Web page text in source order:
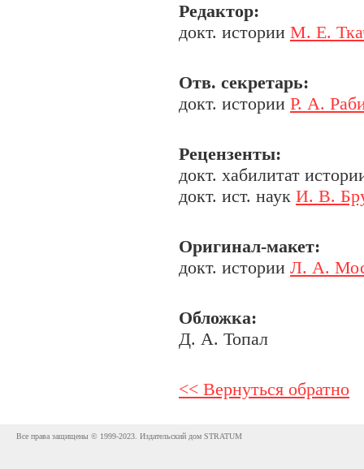
Редактор:
докт. истории М. Е.
Отв. секретарь:
докт. истории Р. А.
Рецензенты:
докт. хабилитат
докт. ист. наук И. В.
Оригинал-макет:
докт. истории Л. А.
Обложка:
Д. А. Топал
<< Вернуться обратно
Все права защищены © 1999-2023. Издательский дом STRATUM